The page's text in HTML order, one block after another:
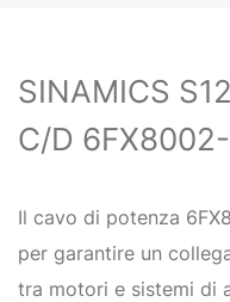
SINAMICS
C/D
Il cavo di potenza
per garantire un
tra motori e sistemi di